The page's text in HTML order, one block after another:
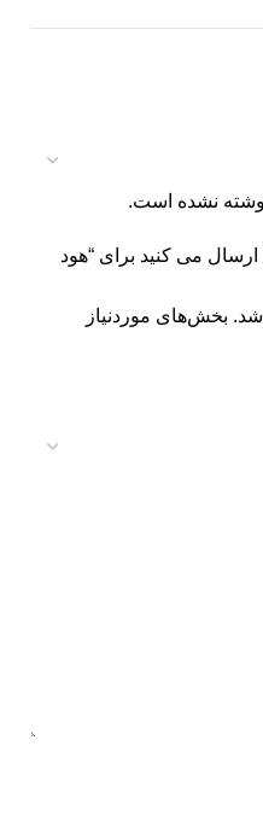
نشده است.
ارسال می کنید برای “هود
شد. بخش‌های موردنیاز